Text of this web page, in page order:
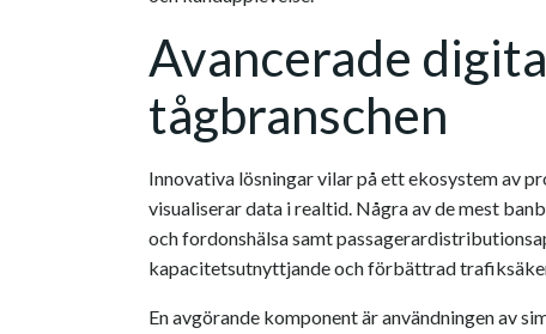
Avancerade
tågbranschen
Innovativa lösningar vilar på ett ekosystem av
visualiserar data i realtid. Några av de mest
och fordonshälsa samt
kapacitetsutnyttjande och förbättrad
En avgörande komponent är användningen av